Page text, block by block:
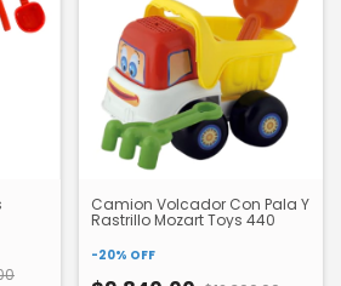
Camion Volcador Con Pala Y
Rastrillo Mozart Toys 440
-20% OFF